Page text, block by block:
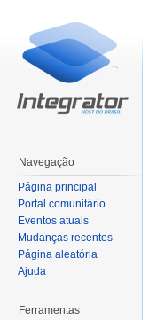
Navegação
Página principal
Portal comunitário
Eventos atuais
Mudanças recentes
Página aleatória
Ajuda
Ferramentas